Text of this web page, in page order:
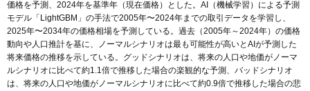
価格を予測、2024年を基準年（現在価格）とした。AI（機械学習）による予測
モデル「LightGBM」の手法で2005年〜2024年までの取引データを学習し、
2025年〜2034年の価格相場を予測している。過去（2005年～2024年）の価格
動向や人口推計を基に、ノーマルシナリオは最も可能性が高いとAIが予測した
将来価格の推移を示している。グッドシナリオは、将来の人口や地価がノーマ
ルシナリオに比べて約1.1倍で推移した場合の楽観的な予測、バッドシナリオ
は、将来の人口や地価がノーマルシナリオに比べて約0.9倍で推移した場合の悲